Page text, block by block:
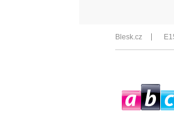
Blesk.cz